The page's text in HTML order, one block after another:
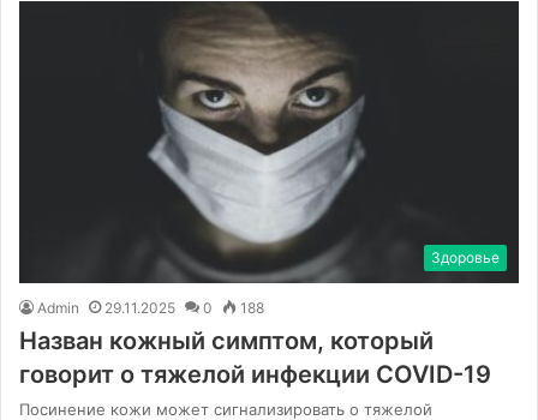
Здоровье
Admin 29.11.2025 0 188
Назван кожный симптом, который
говорит о тяжелой инфекции COVID-19
Посинение кожи может сигнализировать о тяжелой